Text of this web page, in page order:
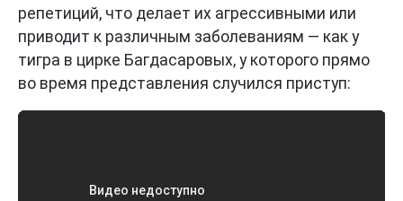
репетиций, что делает их агрессивными или
приводит к различным заболеваниям — как у
тигра в цирке Багдасаровых, у которого прямо
во время представления случился приступ: